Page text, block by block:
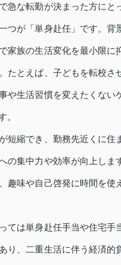
急な転勤が決まった方にと
つが「単身赴任」です。背
家族の生活変化を最小限に
たとえば、子どもを転校さ
や生活習慣を変えたくない
。
短縮でき、勤務先近くに住
の集中力や効率が向上しま
趣味や自己啓発に時間を使
ては単身赴任手当や住宅手
り、二重生活に伴う経済的